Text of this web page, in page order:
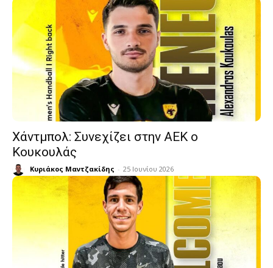
Χάντμπολ: Συνεχίζει στην ΑΕΚ ο
Κουκουλάς
Κυριάκος Μαντζακίδης - 25 Ιουνίου 2026